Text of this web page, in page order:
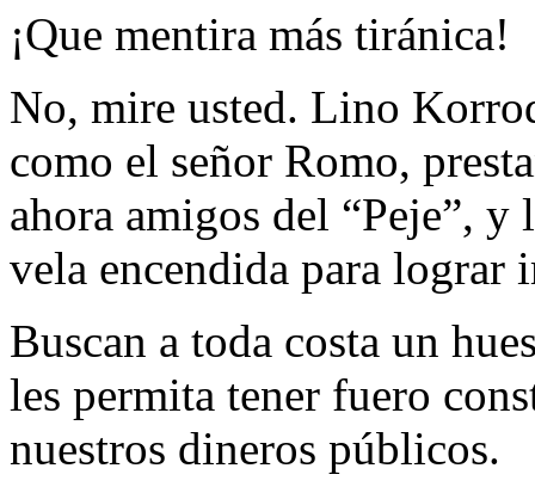
¡Que mentira más tiránica!
No, mire usted. Lino
como el señor Romo,
ahora amigos del “Peje”, y
vela encendida para lograr
Buscan a toda costa un
les permita tener fuero
nuestros dineros públicos.